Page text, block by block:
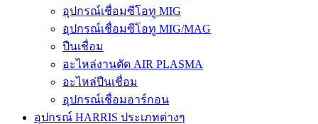
อุปกรณ์เชื่อมซีโอทู MIG
อุปกรณ์เชื่อมซีโอทู MIG/MAG
ปืนเชื่อม
อะไหล่งานตัด AIR PLASMA
อะไหล่ปืนเชื่อม
อุปกรณ์เชื่อมอาร์กอน
อุปกรณ์ HARRIS ประเภทต่างๆ